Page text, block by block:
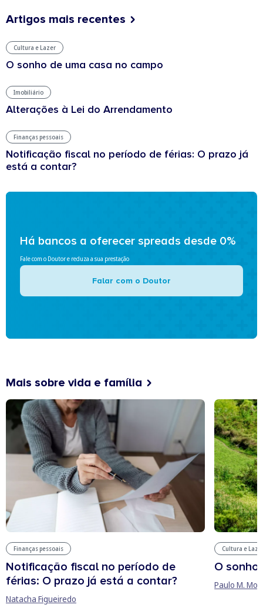
Artigos mais recentes
Cultura e Lazer
O sonho de uma casa no campo
Imobiliário
Alterações à Lei do Arrendamento
Finanças pessoais
Notificação fiscal no período de férias: O prazo já
está a contar?
Há bancos a oferecer spreads desde 0%
Fale com o Doutor e reduza a sua prestação
Falar com o Doutor
Mais sobre vida e família
Finanças pessoais
Notificação fiscal no período de
férias: O prazo já está a contar?
Natacha Figueiredo
Cultura e
O sonho
Paulo M.